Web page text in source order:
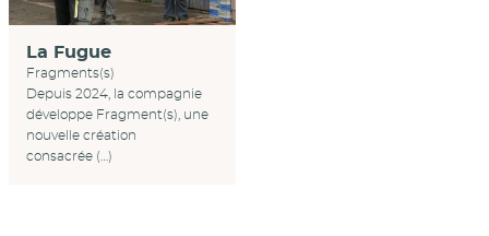
La Fugue
Fragments(s)
Depuis 2024, la compagnie
développe Fragment(s), une
nouvelle création
consacrée (…)